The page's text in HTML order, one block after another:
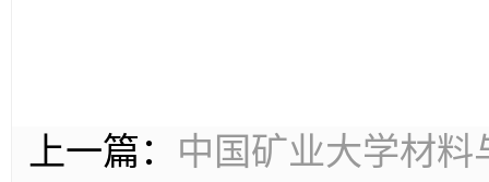
上一篇： 中国矿业大学材